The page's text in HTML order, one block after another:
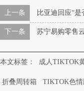
上一条 比亚迪回应“
下一条 苏宁易购零售云
本文标签： 成人TIKTOK
折叠周转箱 TIKTOK色